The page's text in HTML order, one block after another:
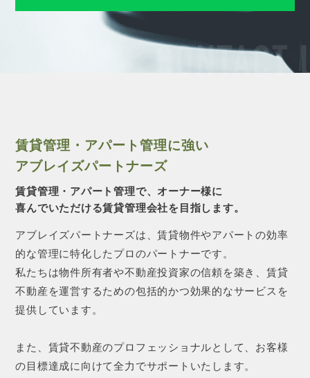
CONTACT
賃貸管理・アパート管理に強い
アブレイズパートナーズ
賃貸管理・アパート管理で、オーナー様に
喜んでいただける賃貸管理会社を目指します。
アブレイズパートナーズは、賃貸物件やアパートの効率
的な管理に特化したプロのパートナーです。
私たちは物件所有者や不動産投資家の信頼を築き、賃貸
不動産を運営するための包括的かつ効果的なサービスを
提供しています。
また、賃貸不動産のプロフェッショナルとして、お客様
の目標達成に向けて全力でサポートいたします。